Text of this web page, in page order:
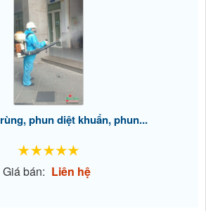
phun diệt khuẩn, phun...
Giá bán: Liên hệ